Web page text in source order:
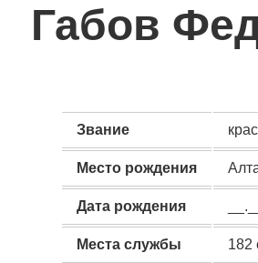
Габов
Звание
Место рождения
Дата рождения
Места службы 182